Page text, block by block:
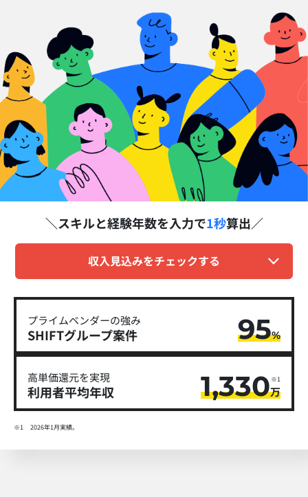
スキルと経験年数を入力で1秒算出
収入見込みをチェックする
プライムベンダーの強み
SHIFTグループ​案件 95%
高単価還元を実現
利用者平均年収 1,330万
※1
※1 2026年1月実績。